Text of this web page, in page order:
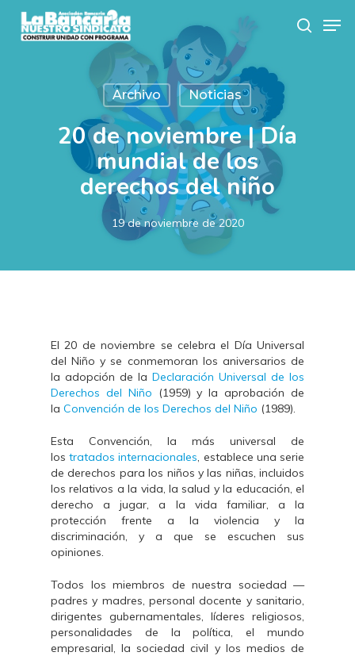
main
search
Archivo Noticias
20 de noviembre | Día
mundial de los
derechos del niño
19 de noviembre de 2020
El 20 de noviembre se celebra el Día Universal
del Niño y se conmemoran los aniversarios de
la adopción de la Declaración Universal de los
Derechos del Niño (1959) y la aprobación de
la Convención de los Derechos del Niño (1989).
Esta Convención, la más universal de
lostratados internacionales, establece una serie
de derechos para los niños y las niñas, incluidos
los relativos a la vida, la salud y la educación, el
derecho a jugar, a la vida familiar, a la
protección frente a la violencia y la
discriminación, y a que se escuchen sus
opiniones.
Todos los miembros de nuestra sociedad —
padres y madres, personal docente y sanitario,
dirigentes gubernamentales, líderes religiosos,
personalidades de la política, el mundo
empresarial, la sociedad civil y los medios de